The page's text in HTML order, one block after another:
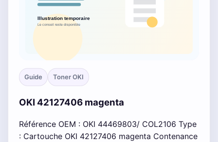
Guide Toner OKI
OKI 42127406 magenta
Référence OEM : OKI 44469803/ COL2106 Type
: Cartouche OKI 42127406 magenta Contenance